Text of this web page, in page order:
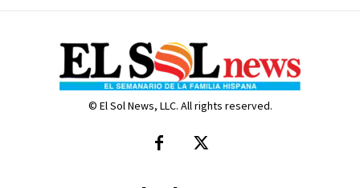
© El Sol News, LLC. All rights reserved.